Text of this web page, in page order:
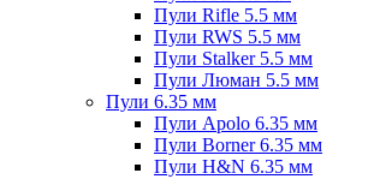
Пули Rifle 5.5 мм
Пули RWS 5.5 мм
Пули Stalker 5.5 мм
Пули Люман 5.5 мм
Пули 6.35 мм
Пули Apolo 6.35 мм
Пули Borner 6.35 мм
Пули H&N 6.35 мм